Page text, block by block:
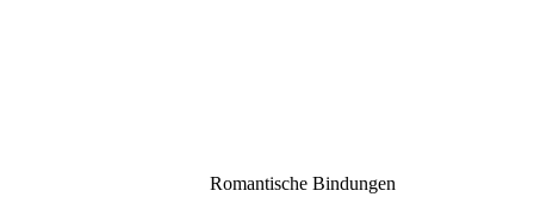
Romantische Bindungen